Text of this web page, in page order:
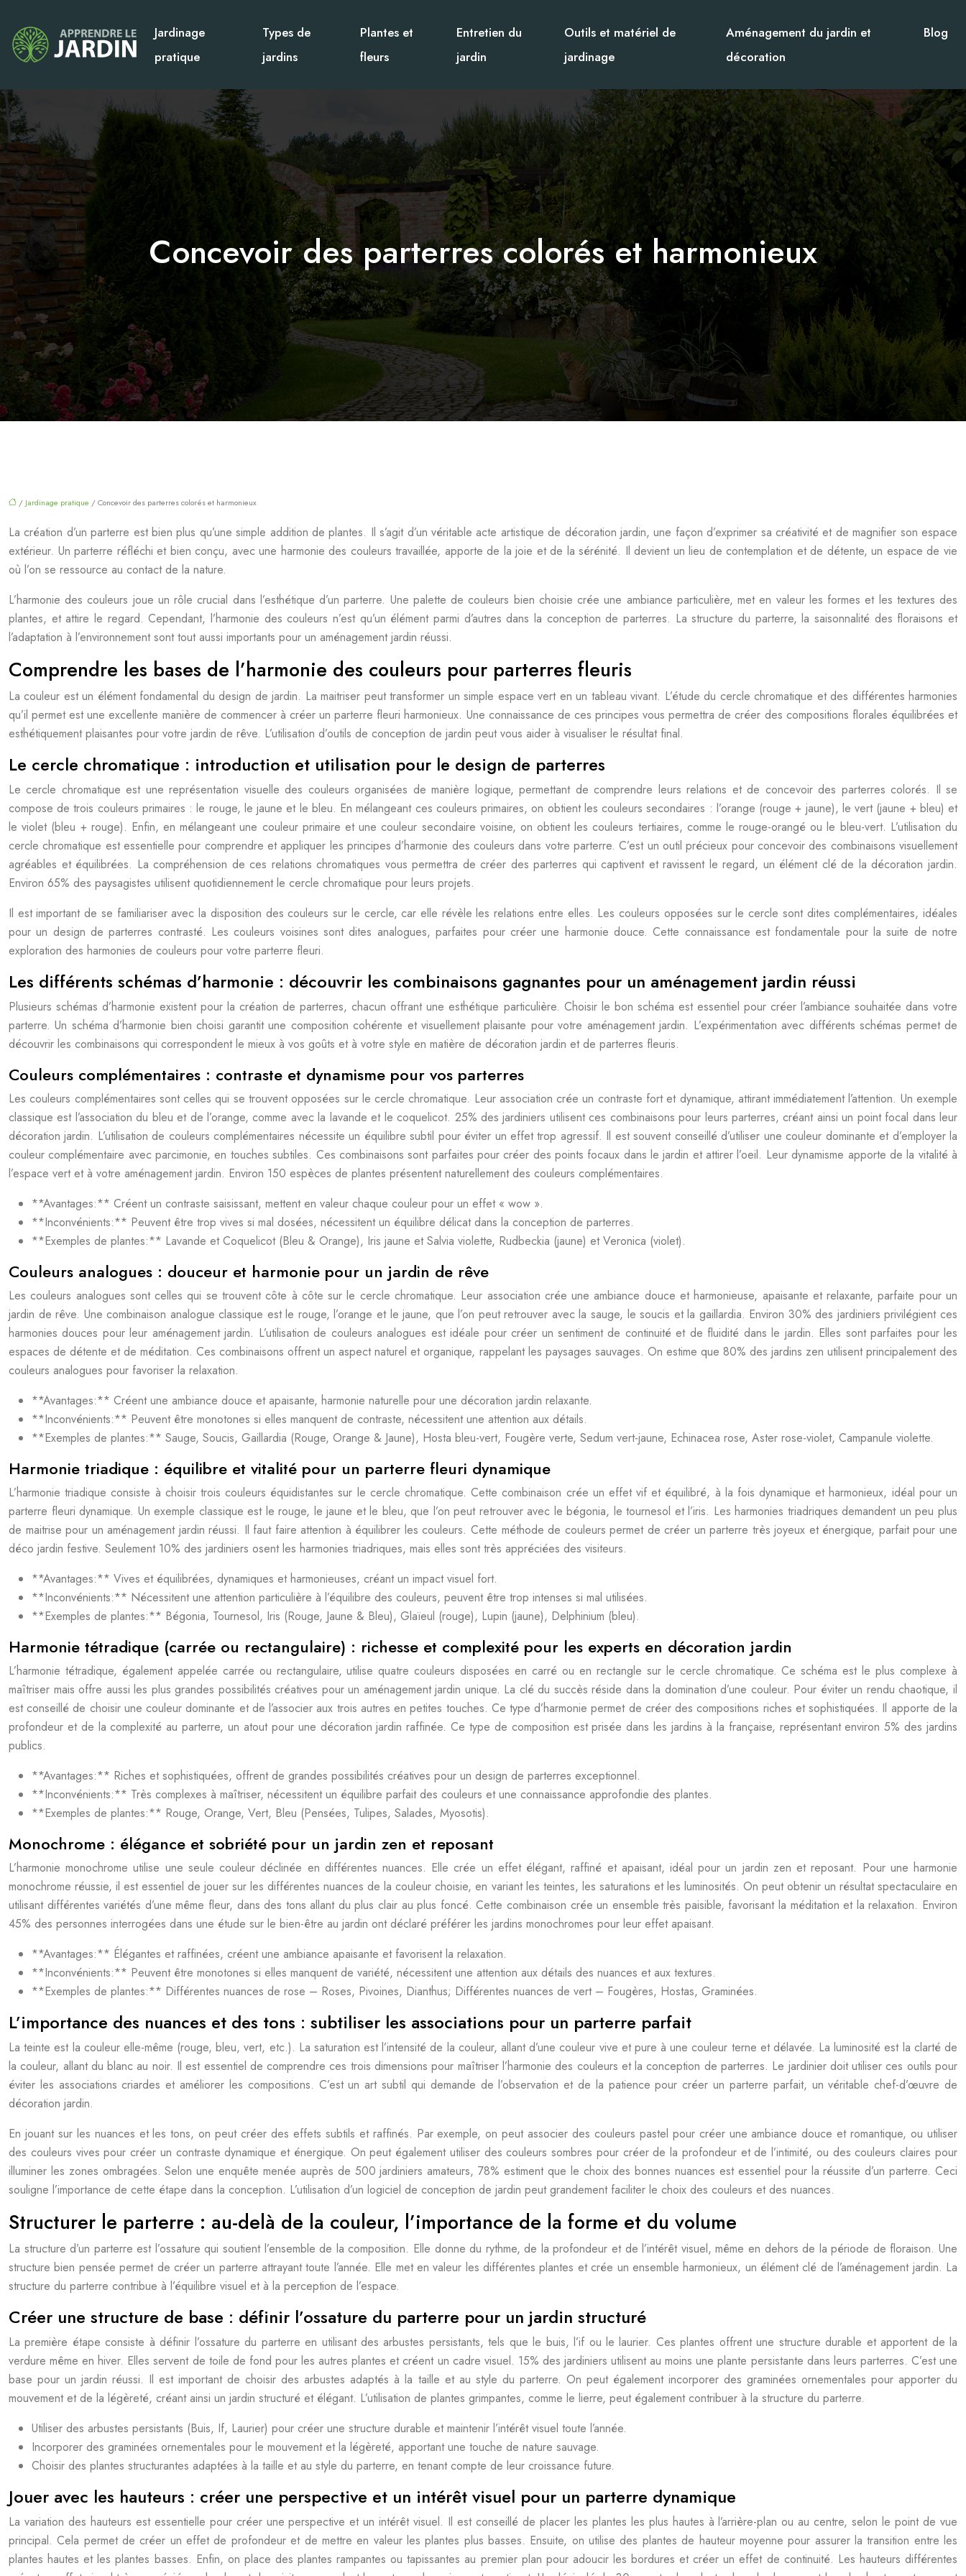
Jardinage
pratique
Types de
jardins
Plantes et
fleurs
Entretien du
jardin
Outils et matériel de
jardinage
Aménagement du jardin et
décoration
Blog
Concevoir des parterres colorés et harmonieux
/ Jardinage pratique / Concevoir des parterres colorés et harmonieux
La création d’un parterre est bien plus qu’une simple addition de plantes. Il s’agit d’un véritable acte artistique de décoration jardin, une façon d’exprimer sa créativité et de magnifier son espace
extérieur. Un parterre réfléchi et bien conçu, avec une harmonie des couleurs travaillée, apporte de la joie et de la sérénité. Il devient un lieu de contemplation et de détente, un espace de vie
où l’on se ressource au contact de la nature.
L’harmonie des couleurs joue un rôle crucial dans l’esthétique d’un parterre. Une palette de couleurs bien choisie crée une ambiance particulière, met en valeur les formes et les textures des
plantes, et attire le regard. Cependant, l’harmonie des couleurs n’est qu’un élément parmi d’autres dans la conception de parterres. La structure du parterre, la saisonnalité des floraisons et
l’adaptation à l’environnement sont tout aussi importants pour un aménagement jardin réussi.
Comprendre les bases de l’harmonie des couleurs pour parterres fleuris
La couleur est un élément fondamental du design de jardin. La maitriser peut transformer un simple espace vert en un tableau vivant. L’étude du cercle chromatique et des différentes harmonies
qu’il permet est une excellente manière de commencer à créer un parterre fleuri harmonieux. Une connaissance de ces principes vous permettra de créer des compositions florales équilibrées et
esthétiquement plaisantes pour votre jardin de rêve. L’utilisation d’outils de conception de jardin peut vous aider à visualiser le résultat final.
Le cercle chromatique : introduction et utilisation pour le design de parterres
Le cercle chromatique est une représentation visuelle des couleurs organisées de manière logique, permettant de comprendre leurs relations et de concevoir des parterres colorés. Il se
compose de trois couleurs primaires : le rouge, le jaune et le bleu. En mélangeant ces couleurs primaires, on obtient les couleurs secondaires : l’orange (rouge + jaune), le vert (jaune + bleu) et
le violet (bleu + rouge). Enfin, en mélangeant une couleur primaire et une couleur secondaire voisine, on obtient les couleurs tertiaires, comme le rouge-orangé ou le bleu-vert. L’utilisation du
cercle chromatique est essentielle pour comprendre et appliquer les principes d’harmonie des couleurs dans votre parterre. C’est un outil précieux pour concevoir des combinaisons visuellement
agréables et équilibrées. La compréhension de ces relations chromatiques vous permettra de créer des parterres qui captivent et ravissent le regard, un élément clé de la décoration jardin.
Environ 65% des paysagistes utilisent quotidiennement le cercle chromatique pour leurs projets.
Il est important de se familiariser avec la disposition des couleurs sur le cercle, car elle révèle les relations entre elles. Les couleurs opposées sur le cercle sont dites complémentaires, idéales
pour un design de parterres contrasté. Les couleurs voisines sont dites analogues, parfaites pour créer une harmonie douce. Cette connaissance est fondamentale pour la suite de notre
exploration des harmonies de couleurs pour votre parterre fleuri.
Les différents schémas d’harmonie : découvrir les combinaisons gagnantes pour un aménagement jardin réussi
Plusieurs schémas d’harmonie existent pour la création de parterres, chacun offrant une esthétique particulière. Choisir le bon schéma est essentiel pour créer l’ambiance souhaitée dans votre
parterre. Un schéma d’harmonie bien choisi garantit une composition cohérente et visuellement plaisante pour votre aménagement jardin. L’expérimentation avec différents schémas permet de
découvrir les combinaisons qui correspondent le mieux à vos goûts et à votre style en matière de décoration jardin et de parterres fleuris.
Couleurs complémentaires : contraste et dynamisme pour vos parterres
Les couleurs complémentaires sont celles qui se trouvent opposées sur le cercle chromatique. Leur association crée un contraste fort et dynamique, attirant immédiatement l’attention. Un exemple
classique est l’association du bleu et de l’orange, comme avec la lavande et le coquelicot. 25% des jardiniers utilisent ces combinaisons pour leurs parterres, créant ainsi un point focal dans leur
décoration jardin. L’utilisation de couleurs complémentaires nécessite un équilibre subtil pour éviter un effet trop agressif. Il est souvent conseillé d’utiliser une couleur dominante et d’employer la
couleur complémentaire avec parcimonie, en touches subtiles. Ces combinaisons sont parfaites pour créer des points focaux dans le jardin et attirer l’oeil. Leur dynamisme apporte de la vitalité à
l’espace vert et à votre aménagement jardin. Environ 150 espèces de plantes présentent naturellement des couleurs complémentaires.
**Avantages:** Créent un contraste saisissant, mettent en valeur chaque couleur pour un effet « wow ».
**Inconvénients:** Peuvent être trop vives si mal dosées, nécessitent un équilibre délicat dans la conception de parterres.
**Exemples de plantes:** Lavande et Coquelicot (Bleu & Orange), Iris jaune et Salvia violette, Rudbeckia (jaune) et Veronica (violet).
Couleurs analogues : douceur et harmonie pour un jardin de rêve
Les couleurs analogues sont celles qui se trouvent côte à côte sur le cercle chromatique. Leur association crée une ambiance douce et harmonieuse, apaisante et relaxante, parfaite pour un
jardin de rêve. Une combinaison analogue classique est le rouge, l’orange et le jaune, que l’on peut retrouver avec la sauge, le soucis et la gaillardia. Environ 30% des jardiniers privilégient ces
harmonies douces pour leur aménagement jardin. L’utilisation de couleurs analogues est idéale pour créer un sentiment de continuité et de fluidité dans le jardin. Elles sont parfaites pour les
espaces de détente et de méditation. Ces combinaisons offrent un aspect naturel et organique, rappelant les paysages sauvages. On estime que 80% des jardins zen utilisent principalement des
couleurs analogues pour favoriser la relaxation.
**Avantages:** Créent une ambiance douce et apaisante, harmonie naturelle pour une décoration jardin relaxante.
**Inconvénients:** Peuvent être monotones si elles manquent de contraste, nécessitent une attention aux détails.
**Exemples de plantes:** Sauge, Soucis, Gaillardia (Rouge, Orange & Jaune), Hosta bleu-vert, Fougère verte, Sedum vert-jaune, Echinacea rose, Aster rose-violet, Campanule violette.
Harmonie triadique : équilibre et vitalité pour un parterre fleuri dynamique
L’harmonie triadique consiste à choisir trois couleurs équidistantes sur le cercle chromatique. Cette combinaison crée un effet vif et équilibré, à la fois dynamique et harmonieux, idéal pour un
parterre fleuri dynamique. Un exemple classique est le rouge, le jaune et le bleu, que l’on peut retrouver avec le bégonia, le tournesol et l’iris. Les harmonies triadriques demandent un peu plus
de maitrise pour un aménagement jardin réussi. Il faut faire attention à équilibrer les couleurs. Cette méthode de couleurs permet de créer un parterre très joyeux et énergique, parfait pour une
déco jardin festive. Seulement 10% des jardiniers osent les harmonies triadriques, mais elles sont très appréciées des visiteurs.
**Avantages:** Vives et équilibrées, dynamiques et harmonieuses, créant un impact visuel fort.
**Inconvénients:** Nécessitent une attention particulière à l’équilibre des couleurs, peuvent être trop intenses si mal utilisées.
**Exemples de plantes:** Bégonia, Tournesol, Iris (Rouge, Jaune & Bleu), Glaïeul (rouge), Lupin (jaune), Delphinium (bleu).
Harmonie tétradique (carrée ou rectangulaire) : richesse et complexité pour les experts en décoration jardin
L’harmonie tétradique, également appelée carrée ou rectangulaire, utilise quatre couleurs disposées en carré ou en rectangle sur le cercle chromatique. Ce schéma est le plus complexe à
maîtriser mais offre aussi les plus grandes possibilités créatives pour un aménagement jardin unique. La clé du succès réside dans la domination d’une couleur. Pour éviter un rendu chaotique, il
est conseillé de choisir une couleur dominante et de l’associer aux trois autres en petites touches. Ce type d’harmonie permet de créer des compositions riches et sophistiquées. Il apporte de la
profondeur et de la complexité au parterre, un atout pour une décoration jardin raffinée. Ce type de composition est prisée dans les jardins à la française, représentant environ 5% des jardins
publics.
**Avantages:** Riches et sophistiquées, offrent de grandes possibilités créatives pour un design de parterres exceptionnel.
**Inconvénients:** Très complexes à maîtriser, nécessitent un équilibre parfait des couleurs et une connaissance approfondie des plantes.
**Exemples de plantes:** Rouge, Orange, Vert, Bleu (Pensées, Tulipes, Salades, Myosotis).
Monochrome : élégance et sobriété pour un jardin zen et reposant
L’harmonie monochrome utilise une seule couleur déclinée en différentes nuances. Elle crée un effet élégant, raffiné et apaisant, idéal pour un jardin zen et reposant. Pour une harmonie
monochrome réussie, il est essentiel de jouer sur les différentes nuances de la couleur choisie, en variant les teintes, les saturations et les luminosités. On peut obtenir un résultat spectaculaire en
utilisant différentes variétés d’une même fleur, dans des tons allant du plus clair au plus foncé. Cette combinaison crée un ensemble très paisible, favorisant la méditation et la relaxation. Environ
45% des personnes interrogées dans une étude sur le bien-être au jardin ont déclaré préférer les jardins monochromes pour leur effet apaisant.
**Avantages:** Élégantes et raffinées, créent une ambiance apaisante et favorisent la relaxation.
**Inconvénients:** Peuvent être monotones si elles manquent de variété, nécessitent une attention aux détails des nuances et aux textures.
**Exemples de plantes:** Différentes nuances de rose – Roses, Pivoines, Dianthus; Différentes nuances de vert – Fougères, Hostas, Graminées.
L’importance des nuances et des tons : subtiliser les associations pour un parterre parfait
La teinte est la couleur elle-même (rouge, bleu, vert, etc.). La saturation est l’intensité de la couleur, allant d’une couleur vive et pure à une couleur terne et délavée. La luminosité est la clarté de
la couleur, allant du blanc au noir. Il est essentiel de comprendre ces trois dimensions pour maîtriser l’harmonie des couleurs et la conception de parterres. Le jardinier doit utiliser ces outils pour
éviter les associations criardes et améliorer les compositions. C’est un art subtil qui demande de l’observation et de la patience pour créer un parterre parfait, un véritable chef-d’œuvre de
décoration jardin.
En jouant sur les nuances et les tons, on peut créer des effets subtils et raffinés. Par exemple, on peut associer des couleurs pastel pour créer une ambiance douce et romantique, ou utiliser
des couleurs vives pour créer un contraste dynamique et énergique. On peut également utiliser des couleurs sombres pour créer de la profondeur et de l’intimité, ou des couleurs claires pour
illuminer les zones ombragées. Selon une enquête menée auprès de 500 jardiniers amateurs, 78% estiment que le choix des bonnes nuances est essentiel pour la réussite d’un parterre. Ceci
souligne l’importance de cette étape dans la conception. L’utilisation d’un logiciel de conception de jardin peut grandement faciliter le choix des couleurs et des nuances.
Structurer le parterre : au-delà de la couleur, l’importance de la forme et du volume
La structure d’un parterre est l’ossature qui soutient l’ensemble de la composition. Elle donne du rythme, de la profondeur et de l’intérêt visuel, même en dehors de la période de floraison. Une
structure bien pensée permet de créer un parterre attrayant toute l’année. Elle met en valeur les différentes plantes et crée un ensemble harmonieux, un élément clé de l’aménagement jardin. La
structure du parterre contribue à l’équilibre visuel et à la perception de l’espace.
Créer une structure de base : définir l’ossature du parterre pour un jardin structuré
La première étape consiste à définir l’ossature du parterre en utilisant des arbustes persistants, tels que le buis, l’if ou le laurier. Ces plantes offrent une structure durable et apportent de la
verdure même en hiver. Elles servent de toile de fond pour les autres plantes et créent un cadre visuel. 15% des jardiniers utilisent au moins une plante persistante dans leurs parterres. C’est une
base pour un jardin réussi. Il est important de choisir des arbustes adaptés à la taille et au style du parterre. On peut également incorporer des graminées ornementales pour apporter du
mouvement et de la légèreté, créant ainsi un jardin structuré et élégant. L’utilisation de plantes grimpantes, comme le lierre, peut également contribuer à la structure du parterre.
Utiliser des arbustes persistants (Buis, If, Laurier) pour créer une structure durable et maintenir l’intérêt visuel toute l’année.
Incorporer des graminées ornementales pour le mouvement et la légèreté, apportant une touche de nature sauvage.
Choisir des plantes structurantes adaptées à la taille et au style du parterre, en tenant compte de leur croissance future.
Jouer avec les hauteurs : créer une perspective et un intérêt visuel pour un parterre dynamique
La variation des hauteurs est essentielle pour créer une perspective et un intérêt visuel. Il est conseillé de placer les plantes les plus hautes à l’arrière-plan ou au centre, selon le point de vue
principal. Cela permet de créer un effet de profondeur et de mettre en valeur les plantes plus basses. Ensuite, on utilise des plantes de hauteur moyenne pour assurer la transition entre les
plantes hautes et les plantes basses. Enfin, on place des plantes rampantes ou tapissantes au premier plan pour adoucir les bordures et créer un effet de continuité. Les hauteurs différentes